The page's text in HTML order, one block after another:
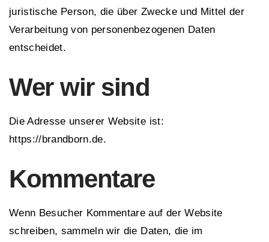
juristische Person, die über Zwecke und Mittel der
Verarbeitung von personenbezogenen Daten
entscheidet.
Wer wir sind
Die Adresse unserer Website ist:
https://brandborn.de.
Kommentare
Wenn Besucher Kommentare auf der Website
schreiben, sammeln wir die Daten, die im